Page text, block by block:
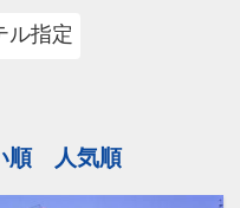
ル指定
順 人気順